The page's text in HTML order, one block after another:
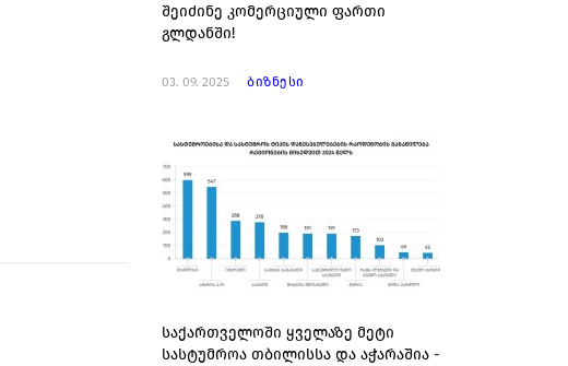
შეიძინე კომერციული ფართი
გლდანში!
03. 09. 2025 ბიზნესი
საქართველოში ყველაზე მეტი
სასტუმროა თბილისსა და აჭარაშია -